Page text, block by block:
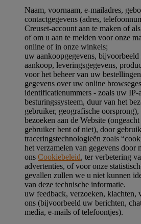
Naam, voornaam, e-mailadres,
contactgegevens (adres,
Creuset-account aan te maken of
of om u aan te melden voor onze
online of in onze winkels;
uw aankoopgegevens,
aankoop, leveringsgegevens,
voor het beheer van uw
gegevens over uw online
identificatienummers - zoals uw IP-
besturingssysteem, duur van het
gebruiker, geografische
bezoeken aan de Website
gebruiker bent of niet), door
traceringstechnologieën zoals
het verzamelen van gegevens door
ons Cookiebeleid, ter verbetering
advertenties, of voor onze
gevallen zullen we u niet kunnen
van deze technische informatie.
uw feedback, verzoeken, klachten,
ons (bijvoorbeeld uw berichten,
media, e-mails of telefoontjes).